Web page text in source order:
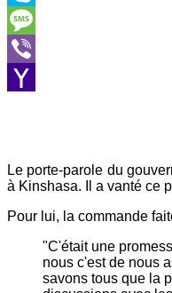
Skype
Message
Viber
Le porte-parole du
à Kinshasa. Il a vanté ce
Pour lui, la commande
"C'était une
nous c'est de nous
savons tous que la